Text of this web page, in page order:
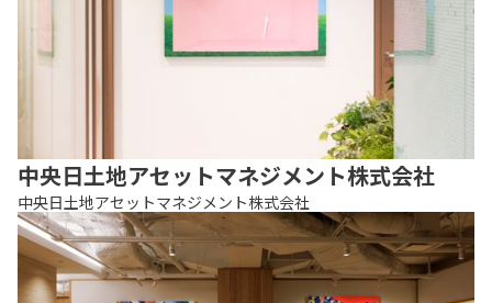
中央日土地アセットマネジメント株式会社
中央日土地アセットマネジメント株式会社